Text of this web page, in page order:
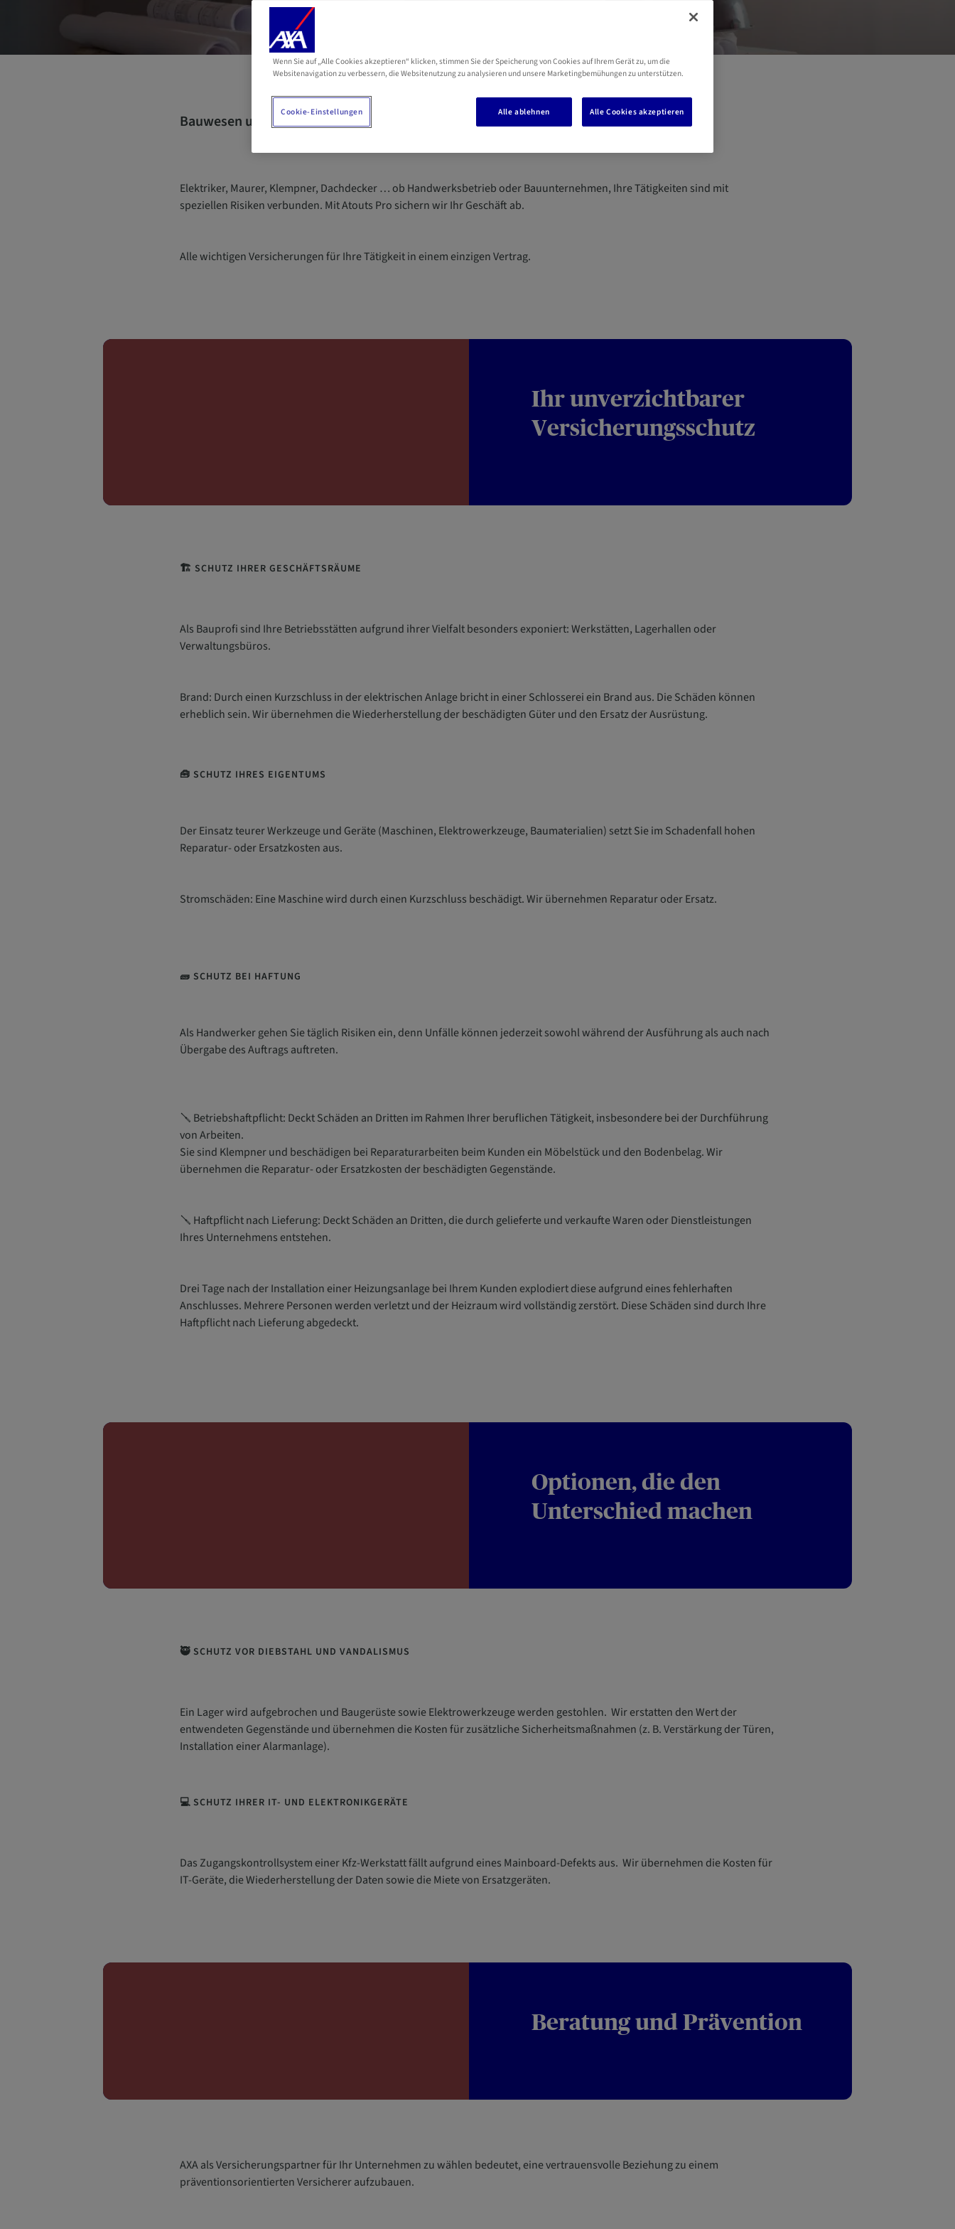
Bauwesen und Handwerk
Elektriker, Maurer, Klempner, Dachdecker … ob Handwerksbetrieb oder Bauunternehmen, Ihre Tätigkeiten sind mit
speziellen Risiken verbunden. Mit Atouts Pro sichern wir Ihr Geschäft ab.
Alle wichtigen Versicherungen für Ihre Tätigkeit in einem einzigen Vertrag.
Ihr unverzichtbarer
Versicherungsschutz
🏗️ SCHUTZ IHRER GESCHÄFTSRÄUME
Als Bauprofi sind Ihre Betriebsstätten aufgrund ihrer Vielfalt besonders exponiert: Werkstätten, Lagerhallen oder
Verwaltungsbüros.
Brand: Durch einen Kurzschluss in der elektrischen Anlage bricht in einer Schlosserei ein Brand aus. Die Schäden können
erheblich sein. Wir übernehmen die Wiederherstellung der beschädigten Güter und den Ersatz der Ausrüstung.
🧰 SCHUTZ IHRES EIGENTUMS
Der Einsatz teurer Werkzeuge und Geräte (Maschinen, Elektrowerkzeuge, Baumaterialien) setzt Sie im Schadenfall hohen
Reparatur- oder Ersatzkosten aus.
Stromschäden: Eine Maschine wird durch einen Kurzschluss beschädigt. Wir übernehmen Reparatur oder Ersatz.
🧱 SCHUTZ BEI HAFTUNG
Als Handwerker gehen Sie täglich Risiken ein, denn Unfälle können jederzeit sowohl während der Ausführung als auch nach
Übergabe des Auftrags auftreten.
🪛 Betriebshaftpflicht: Deckt Schäden an Dritten im Rahmen Ihrer beruflichen Tätigkeit, insbesondere bei der Durchführung
von Arbeiten.
Sie sind Klempner und beschädigen bei Reparaturarbeiten beim Kunden ein Möbelstück und den Bodenbelag. Wir
übernehmen die Reparatur- oder Ersatzkosten der beschädigten Gegenstände.
🪛 Haftpflicht nach Lieferung: Deckt Schäden an Dritten, die durch gelieferte und verkaufte Waren oder Dienstleistungen
Ihres Unternehmens entstehen.
Drei Tage nach der Installation einer Heizungsanlage bei Ihrem Kunden explodiert diese aufgrund eines fehlerhaften
Anschlusses. Mehrere Personen werden verletzt und der Heizraum wird vollständig zerstört. Diese Schäden sind durch Ihre
Haftpflicht nach Lieferung abgedeckt.
Optionen, die den
Unterschied machen
🥷 SCHUTZ VOR DIEBSTAHL UND VANDALISMUS
Ein Lager wird aufgebrochen und Baugerüste sowie Elektrowerkzeuge werden gestohlen. Wir erstatten den Wert der
entwendeten Gegenstände und übernehmen die Kosten für zusätzliche Sicherheitsmaßnahmen (z. B. Verstärkung der Türen,
Installation einer Alarmanlage).
💻 SCHUTZ IHRER IT- UND ELEKTRONIKGERÄTE
Das Zugangskontrollsystem einer Kfz-Werkstatt fällt aufgrund eines Mainboard-Defekts aus. Wir übernehmen die Kosten für
IT-Geräte, die Wiederherstellung der Daten sowie die Miete von Ersatzgeräten.
Beratung und Prävention
AXA als Versicherungspartner für Ihr Unternehmen zu wählen bedeutet, eine vertrauensvolle Beziehung zu einem
präventionsorientierten Versicherer aufzubauen.
Wenn Sie auf „Alle Cookies akzeptieren“ klicken, stimmen Sie der Speicherung von Cookies auf Ihrem Gerät zu, um die
Websitenavigation zu verbessern, die Websitenutzung zu analysieren und unsere Marketingbemühungen zu unterstützen.
Alle ablehnen Alle Cookies akzeptieren
Cookie-Einstellungen